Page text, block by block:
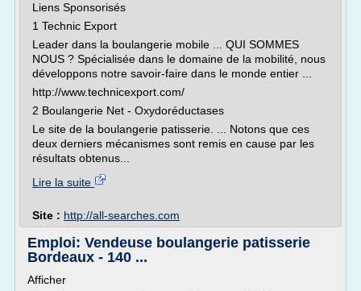
Liens Sponsorisés
1 Technic Export
Leader dans la boulangerie mobile ... QUI SOMMES
NOUS ? Spécialisée dans le domaine de la mobilité, nous
développons notre savoir-faire dans le monde entier ...
http://www.technicexport.com/
2 Boulangerie Net - Oxydoréductases
Le site de la boulangerie patisserie. ... Notons que ces
deux derniers mécanismes sont remis en cause par les
résultats obtenus...
Lire la suite
Site : http://all-searches.com
Emploi: Vendeuse boulangerie patisserie
Bordeaux - 140 ...
Afficher